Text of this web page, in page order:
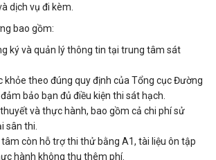
dịch vụ đi kèm.
bao gồm:
ký và quản lý thông tin tại trung tâm sát
khỏe theo đúng quy định của Tổng cục Đường
bảo bạn đủ điều kiện thi sát hạch.
và thực hành, bao gồm cả chi phí sử
sân thi.
còn hỗ trợ thi thử bằng A1, tài liệu ôn tập
hành không thu thêm phí.